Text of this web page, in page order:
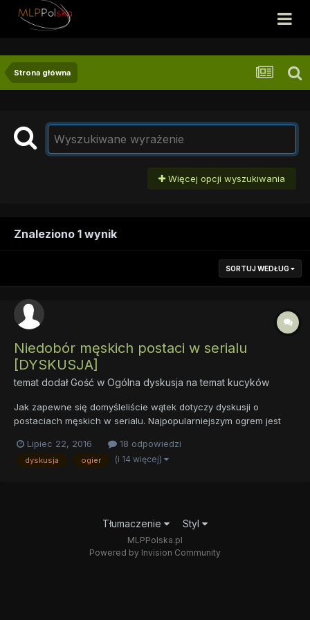
Strona główna
Więcej opcji wyszukiwania
Znaleziono 1 wynik
SORTUJ WEDŁUG
Niedobór męskich postaci w serialu
[DYSKUSJA]
temat dodał Gość w Ogólna dyskusja na temat kucyków
Jak zapewne się domyśleliście wątek dotyczy dyskusji o
postaciach męskich w serialu. Najpopularniejszym ogrem jest
odcinek (Brotherhooves Social) w języku Polskim Siostrzany
Turniej. Przedstawiono go tam w taki, obrzydliwy sposób:...
Lipiec 22, 2016 18 odpowiedzi
dyskusja ogier (i 14 więcej)
Tłumaczenie Styl
MLPPolska.pl
Powered by Invision Community